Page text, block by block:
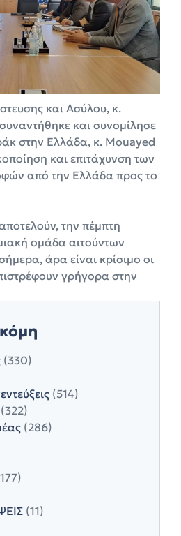
και Ασύλου, κ.
και συνομίλησε
στην Ελλάδα, κ. Mouayed
και επιτάχυνση των
από την Ελλάδα προς το
την πέμπτη
ομάδα αιτούντων
άρα είναι κρίσιμο οι
γρήγορα στην
(330)
(514)
(322)
(286)
(11)